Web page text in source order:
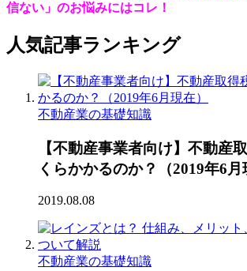
信ない」のお悩みにはコレ！
⼈気記事ランキング
不動産業の基礎知識
【不動産事業者向け】不動産
くらかかるのか？（2019年6月
2019.08.08
不動産業の基礎知識